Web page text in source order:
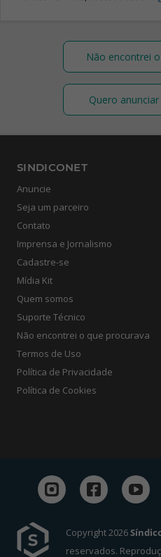
Não encontrei
Quero
SINDICONET
Anuncie
Seja um parceiro
Contato
Imprensa e Jornalismo
Cadastre-se
Mídia Kit
Quem somos
Suporte Técnico
Não encontrei o que procurava
Termos de Uso
Política de Privacidade
Política de Cookies
Copyright 2026
reservados.